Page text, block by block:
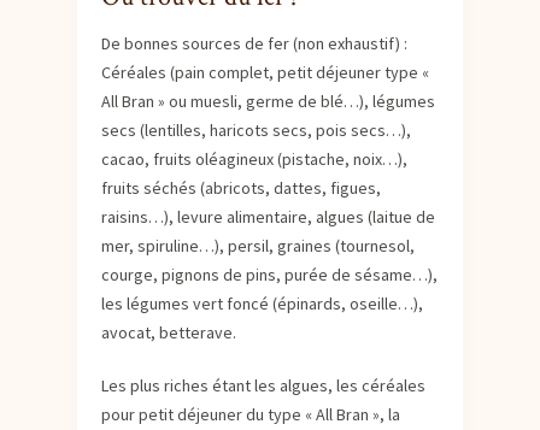
De bonnes sources de fer (non exhaustif) :
Céréales (pain complet, petit déjeuner type «
All Bran » ou muesli, germe de blé…), légumes
secs (lentilles, haricots secs, pois secs…),
cacao, fruits oléagineux (pistache, noix…),
fruits séchés (abricots, dattes, figues,
raisins…), levure alimentaire, algues (laitue de
mer, spiruline…), persil, graines (tournesol,
courge, pignons de pins, purée de sésame…),
les légumes vert foncé (épinards, oseille…),
avocat, betterave.
Les plus riches étant les algues, les céréales
pour petit déjeuner du type « All Bran », la